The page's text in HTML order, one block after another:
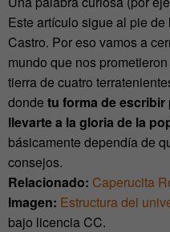
Este artículo sigue al pie
Castro. Por eso vamos a
mundo que nos
tierra de cuatro
donde tu forma de
llevarte a la gloria de la
básicamente dependía de
consejos.
Relacionado: Caperucita
Imagen: Estructura del
bajo licencia CC.